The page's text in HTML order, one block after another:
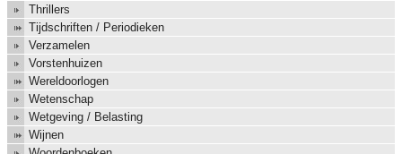
Thrillers
Tijdschriften / Periodieken
Verzamelen
Vorstenhuizen
Wereldoorlogen
Wetenschap
Wetgeving / Belasting
Wijnen